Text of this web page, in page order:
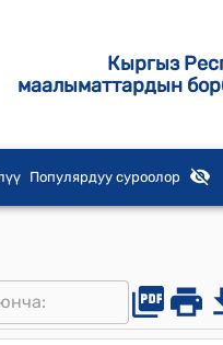
Кыргыз
маалыматтардын
Популярдуу суроолор